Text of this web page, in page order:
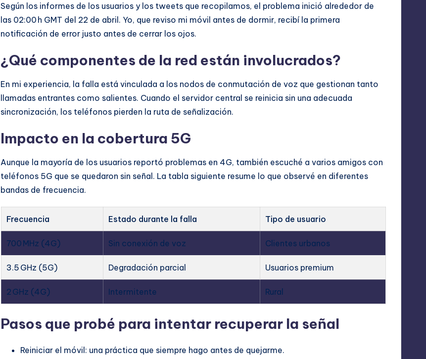
Según los informes de los usuarios y los tweets que recopilamos, el problema inició alrededor de
las 02:00 h GMT del 22 de abril. Yo, que reviso mi móvil antes de dormir, recibí la primera
notificación de error justo antes de cerrar los ojos.
¿Qué componentes de la red están involucrados?
En mi experiencia, la falla está vinculada a los nodos de conmutación de voz que gestionan tanto
llamadas entrantes como salientes. Cuando el servidor central se reinicia sin una adecuada
sincronización, los teléfonos pierden la ruta de señalización.
Impacto en la cobertura 5G
Aunque la mayoría de los usuarios reportó problemas en 4G, también escuché a varios amigos con
teléfonos 5G que se quedaron sin señal. La tabla siguiente resume lo que observé en diferentes
bandas de frecuencia.
Frecuencia Estado durante la falla Tipo de usuario
700 MHz (4G) Sin conexión de voz Clientes urbanos
3.5 GHz (5G) Degradación parcial Usuarios premium
2 GHz (4G) Intermitente Rural
Pasos que probé para intentar recuperar la señal
Reiniciar el móvil: una práctica que siempre hago antes de quejarme.